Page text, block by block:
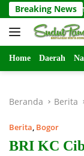
Langsung
ke
konten
Breaking News
Kebakaran
Home Daerah
Beranda Berita
Berita, Bogor
BRI KC